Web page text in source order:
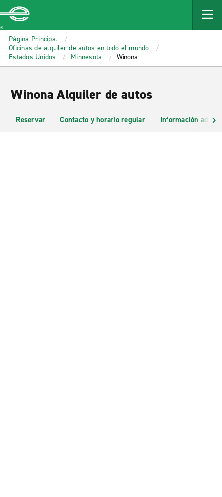
MAIN
CONTENT
Enterprise
Página Principal
Oficinas de alquiler de autos en todo el mundo
Estados Unidos
Minnesota Winona
Winona Alquiler de autos
Reservar Contacto y horario regular Información